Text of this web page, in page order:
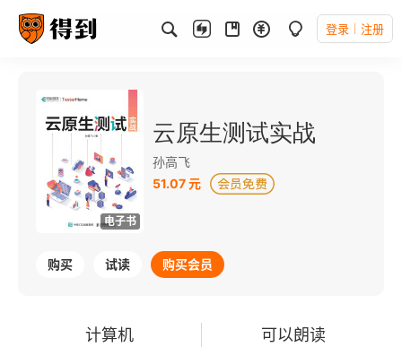
登录 注册
电子书
云原生测试实战
孙高飞
51.07 元
购买 试读 购买会员
计算机 可以朗读